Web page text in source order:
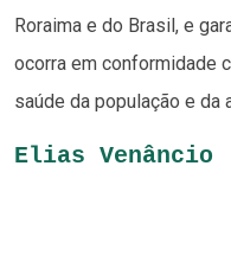
Roraima e do Brasil, e
ocorra em conformidade
saúde da população e da
Elias Venâncio